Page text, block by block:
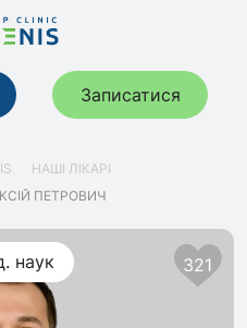
Записатися
НАШІ ЛІКАРІ
ПЕТРОВИЧ
наук 321